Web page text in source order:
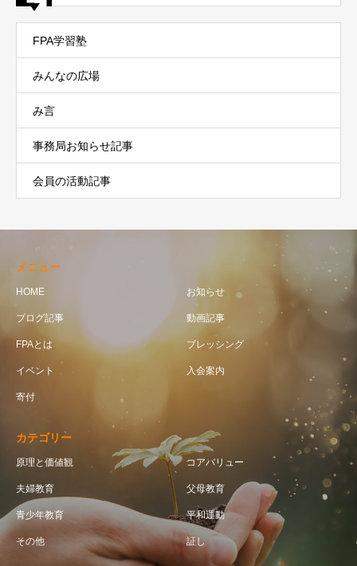
FPA学習塾
みんなの広場
み言
事務局お知らせ記事
会員の活動記事
メニュー
HOME お知らせ
ブログ記事 動画記事
FPAとは ブレッシング
イベント 入会案内
寄付
カテゴリー
原理と価値観 コアバリュー
夫婦教育 父母教育
青少年教育 平和運動
その他 証し